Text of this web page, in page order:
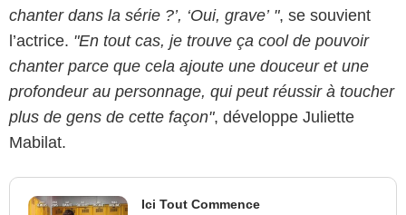
chanter dans la série ?’, ‘Oui, grave’ ", se souvient
l’actrice. "En tout cas, je trouve ça cool de pouvoir
chanter parce que cela ajoute une douceur et une
profondeur au personnage, qui peut réussir à toucher
plus de gens de cette façon", développe Juliette
Mabilat.
Ici Tout Commence